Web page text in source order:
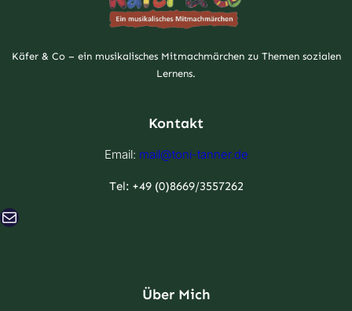
Käfer & Co – ein musikalisches Mitmachmärchen zu Themen sozialen
Lernens.
Kontakt
Email: mail@toni-tanner.de
Tel: +49 (0)8669/3557262
E-Mail
Über Mich